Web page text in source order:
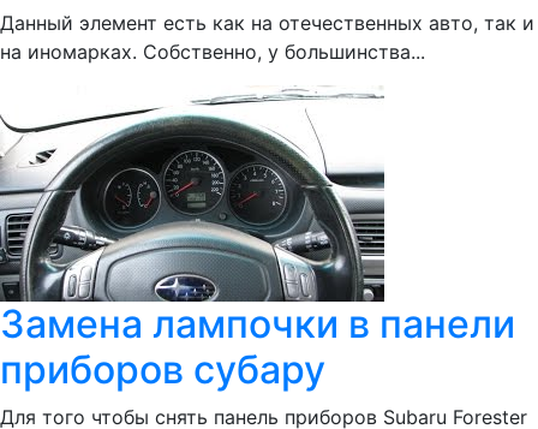
Данный элемент есть как на отечественных авто, так и
на иномарках. Собственно, у большинства...
Замена лампочки в панели
приборов субару
Для того чтобы снять панель приборов Subaru Forester